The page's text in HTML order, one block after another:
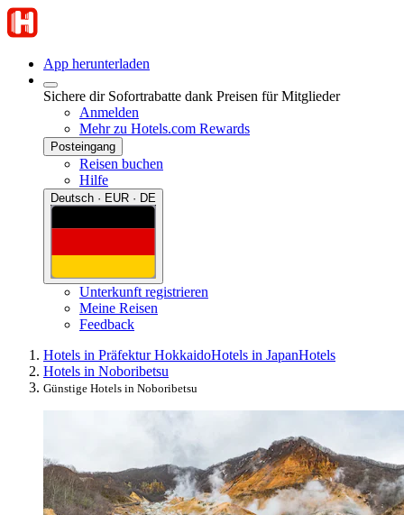
App herunterladen
Sichere dir Sofortrabatte dank Preisen für Mitglieder
Anmelden
Mehr zu Hotels.com Rewards
Posteingang
Reisen buchen
Hilfe
Deutsch · EUR · DE
Unterkunft registrieren
Meine Reisen
Feedback
Hotels in Präfektur HokkaidoHotels in JapanHotels
Hotels in Noboribetsu
Günstige Hotels in Noboribetsu